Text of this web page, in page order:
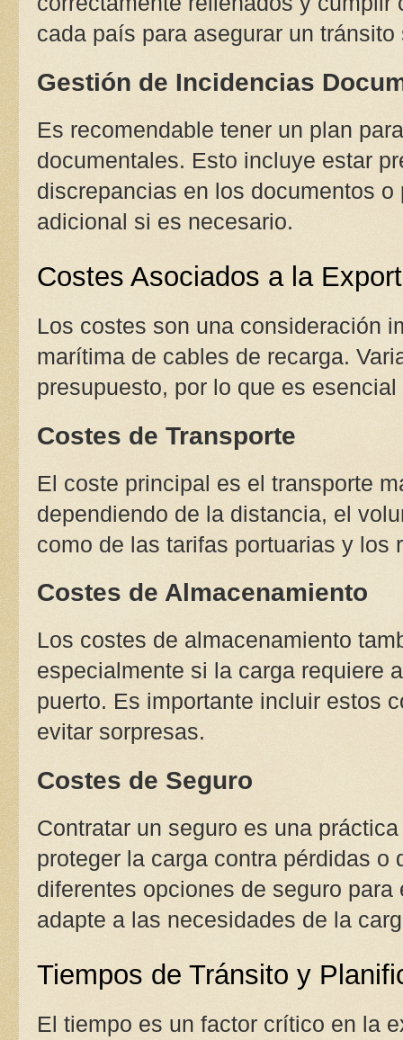
cada país para asegurar un
Gestión de Incidencias
Es recomendable tener un plan
documentales. Esto incluye estar
discrepancias en los documentos
adicional si es necesario.
Costes Asociados a la
Los costes son una consideración
marítima de cables de recarga.
presupuesto, por lo que es
Costes de Transporte
El coste principal es el transporte
dependiendo de la distancia, el
como de las tarifas portuarias y los
Costes de Almacenamiento
Los costes de almacenamiento
especialmente si la carga requiere
puerto. Es importante incluir estos
evitar sorpresas.
Costes de Seguro
Contratar un seguro es una
proteger la carga contra pérdidas
diferentes opciones de seguro
adapte a las necesidades de la
Tiempos de Tránsito y
El tiempo es un factor crítico en la